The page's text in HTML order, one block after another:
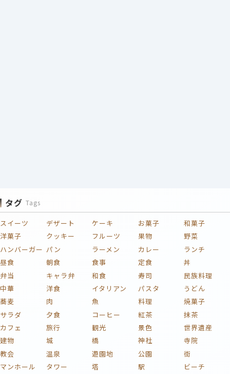
タグ Tags
スイーツ デザート ケーキ お菓子
和菓子
洋菓子
クッキー フルーツ 果物
野菜
ハンバーガー パン ラーメン カレー
ランチ
昼食
朝食 食事 定食
丼
弁当
キャラ弁 和食 寿司
民族料理
中華
洋食 イタリアン パスタ
うどん
蕎麦
肉 魚 料理
焼菓子
サラダ
夕食 コーヒー 紅茶
抹茶
カフェ
旅行 観光 景色
世界遺産
建物
城 橋 神社
寺院
教会
温泉 遊園地 公園
街
マンホール
タワー 塔 駅
ビーチ